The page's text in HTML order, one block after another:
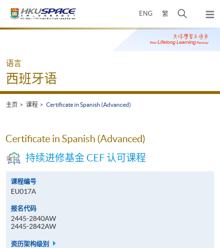
ENG 繁
开
搜
寻
弹
出
主
Main
语言
西班牙语
主页 课程 Certificate in Spanish (Advanced)
Certificate in Spanish (Advanced)
持续进修基金 CEF 认可课程
课程编号
EU017A
报名代码
2445-2840AW
2445-2842AW
资历架构级别